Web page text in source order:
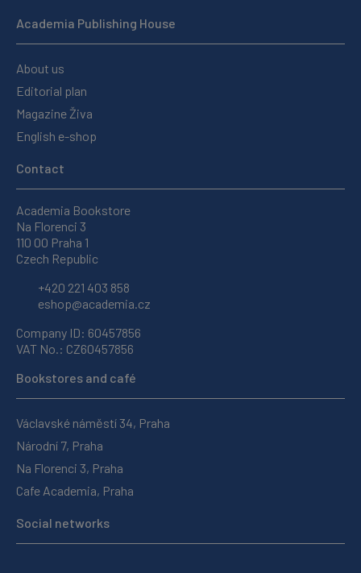
Academia Publishing House
About us
Editorial plan
Magazine Živa
English e-shop
Contact
Academia Bookstore
Na Florenci 3
110 00 Praha 1
Czech Republic
+420 221 403 858
eshop@academia.cz
Company ID: 60457856
VAT No.: CZ60457856
Bookstores and café
Václavské náměstí 34, Praha
Národní 7, Praha
Na Florenci 3, Praha
Cafe Academia, Praha
Social networks